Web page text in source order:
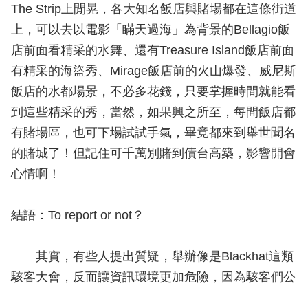
The Strip上閒晃，各大知名飯店與賭場都在這條街道
上，可以去以電影「瞞天過海」為背景的Bellagio飯
店前面看精采的水舞、還有Treasure Island飯店前面
有精采的海盜秀、Mirage飯店前的火山爆發、威尼斯
飯店的水都場景，不必多花錢，只要掌握時間就能看
到這些精采的秀，當然，如果興之所至，每間飯店都
有賭場區，也可下場試試手氣，畢竟都來到舉世聞名
的賭城了！但記住可千萬別賭到債台高築，影響開會
心情啊！
結語：To report or not？
其實，有些人提出質疑，舉辦像是Blackhat這類
駭客大會，反而讓資訊環境更加危險，因為駭客們公